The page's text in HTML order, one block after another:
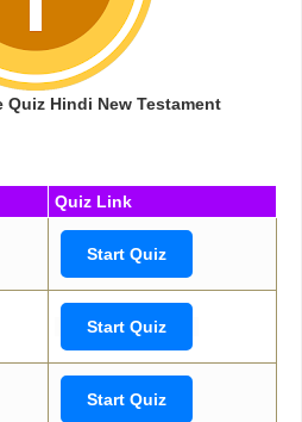
Quiz Hindi New Testament
Quiz Link
Start Quiz
Start Quiz
Start Quiz